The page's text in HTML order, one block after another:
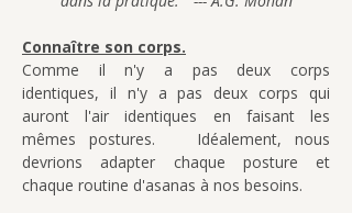
Connaître son corps.
Comme il n'y a pas deux corps
identiques, il n'y a pas deux corps qui
auront l'air identiques en faisant les
mêmes postures.   Idéalement, nous
devrions adapter chaque posture et
chaque routine d'asanas à nos besoins.